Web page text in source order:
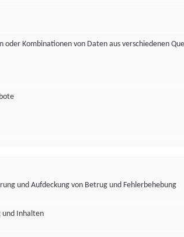
oder Kombinationen von Daten aus verschiedenen
und Aufdeckung von Betrug und Fehlerbehebung
und Inhalten